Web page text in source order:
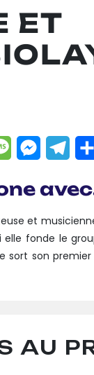
ET
Message
et
fonde le
sort son premier
AU